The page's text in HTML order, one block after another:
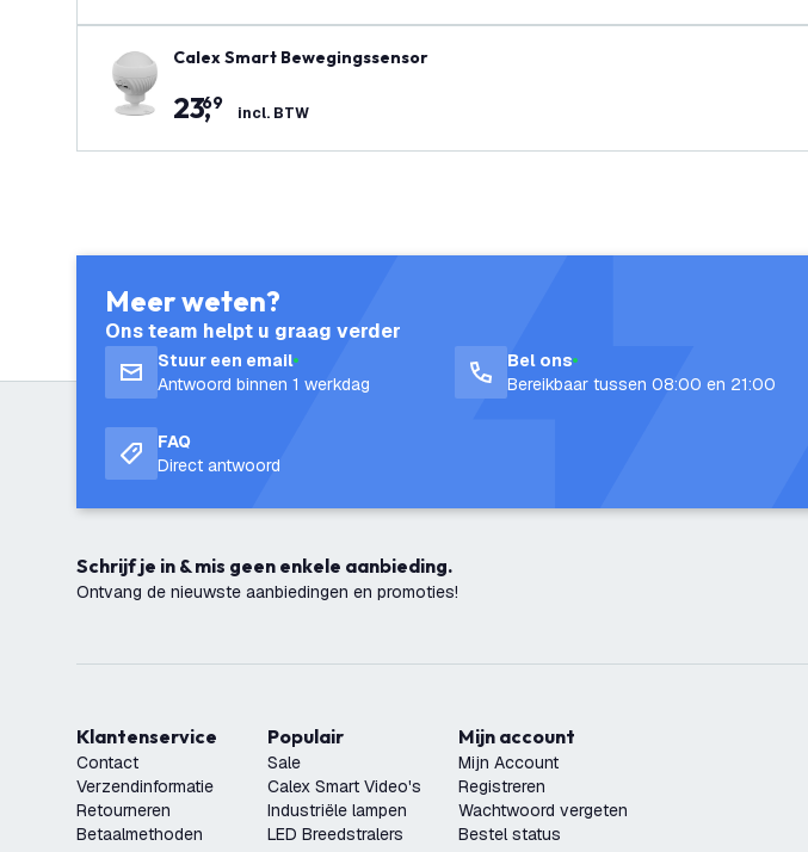
Calex Smart Bewegingssensor
23,
69 incl. BTW
Meer weten?
Ons team helpt u graag verder
Stuur een email
Antwoord binnen 1 werkdag
Bel ons
Bereikbaar tussen 08:00 en 21:00
FAQ
Direct antwoord
Schrijf je in & mis geen enkele aanbieding.
Ontvang de nieuwste aanbiedingen en promoties!
Klantenservice
Contact
Verzendinformatie
Retourneren
Betaalmethoden
Populair
Sale
Calex Smart Video's
Industriële lampen
LED Breedstralers
Mijn account
Mijn Account
Registreren
Wachtwoord vergeten
Bestel status